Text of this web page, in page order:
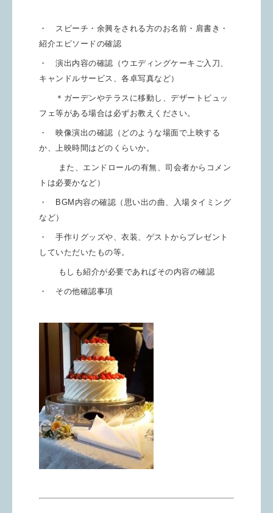
・ スピーチ・余興をされる方のお名前・肩書き・
紹介エピソードの確認
・ 演出内容の確認（ウエディングケーキご入刀、
キャンドルサービス、各卓写真など）
＊ガーデンやテラスに移動し、デザートビュッ
フェ等がある場合は必ずお教えください。
・ 映像演出の確認（どのような場面で上映する
か、上映時間はどのくらいか。
また、エンドロールの有無、司会者からコメン
トは必要かなど）
・ BGM内容の確認（思い出の曲、入場タイミング
など）
・ 手作りグッズや、衣装、ゲストからプレゼント
していただいたもの等。
もしも紹介が必要であればその内容の確認
・ その他確認事項